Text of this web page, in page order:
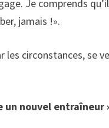
Je comprends
jamais !».
circonstances, se
un nouvel entraîneur